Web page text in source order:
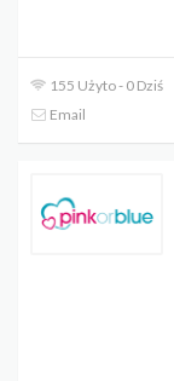
155 Użyto - 0 Dziś
Email